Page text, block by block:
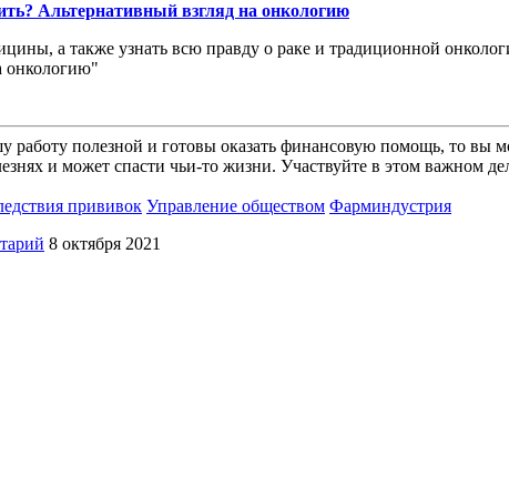
Альтернативный взгляд на онкологию
а также узнать всю правду о раке и традиционной
онкологию"
работу полезной и готовы оказать финансовую помощь, то
и может спасти чьи-то жизни. Участвуйте в этом важном
прививок Управление обществом Фарминдустрия
8 октября 2021